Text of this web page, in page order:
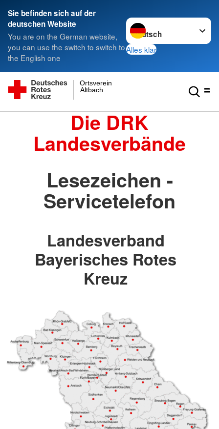
Sie befinden sich auf der
deutschen Website
You are on the German website,
you can use the switch to switch to
the English one
Sprache wechseln zu
Alles klar
Altbach
Ortsverein
Die DRK
Landesverbände
Lesezeichen -
Servicetelefon
Landesverband
Bayerisches Rotes
Kreuz